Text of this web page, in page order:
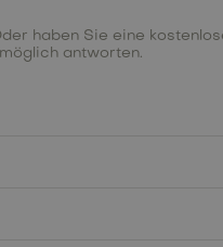
haben Sie eine
antworten.